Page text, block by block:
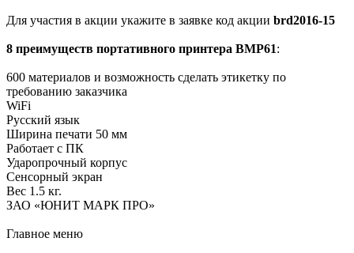
Для участия в акции укажите в заявке код акции brd2016-15
8 преимуществ портативного принтера ВМР61:
600 материалов и возможность сделать этикетку по
требованию заказчика
WiFi
Русский язык
Ширина печати 50 мм
Работает с ПК
Ударопрочный корпус
Сенсорный экран
Вес 1.5 кг.
ЗАО «ЮНИТ МАРК ПРО»
Главное меню